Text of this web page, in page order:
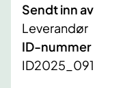
Sendt inn av
Leverandør
ID-nummer
ID2025_091